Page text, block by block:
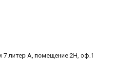
7 литер А, помещение 2Н, оф.1